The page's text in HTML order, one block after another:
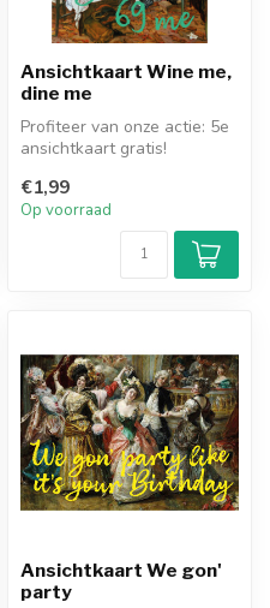
Ansichtkaart Wine me,
dine me
Profiteer van onze actie: 5e
ansichtkaart gratis!
€1,99
Op voorraad
Ansichtkaart We gon'
party